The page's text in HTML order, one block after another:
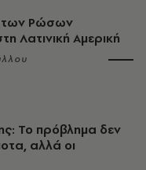
των Ρώσων
Λατινική Αμερική
Το πρόβλημα δεν
αλλά οι